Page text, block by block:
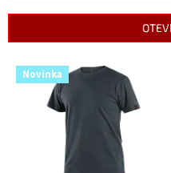
í
V Novinka